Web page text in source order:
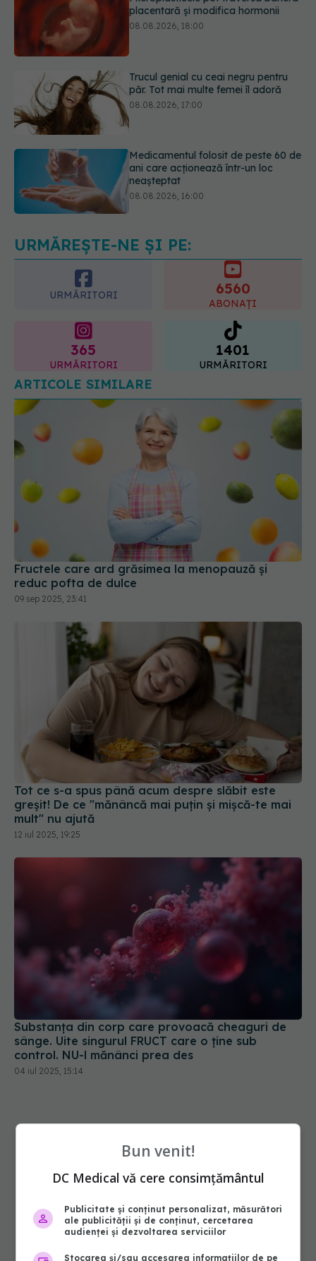
Trucul genial cu ceai negru pentru
Medicamentul folosit de peste 60 de
Transpirații nocturne: semnul ignorat
care poate ascunde probleme
URMĂREȘTE-NE ȘI PE:
URMĂRITORI 6560
ABONAȚI
365
URMĂRITORI
1401
URMĂRITORI
ARTICOLE SIMILARE
Fructele care ard grăsimea la menopauză și
reduc pofta de dulce
09 sep 2025, 23:41
Tot ce s-a spus până acum despre slăbit este
greșit! De ce "mănâncă mai puțin și mișcă-te mai
mult" nu ajută
12 iul 2025, 19:25
Substanța din corp care provoacă cheaguri de
sânge. Uite singurul FRUCT care o ține sub
control. NU-l mănânci prea des
04 iul 2025, 15:14
Bun venit!
DC Medical vă cere consimțământul
Publicitate și conținut personalizat, măsurători
ale publicității și de conținut, cercetarea
audienței și dezvoltarea serviciilor
Stocarea și/sau accesarea informațiilor de pe